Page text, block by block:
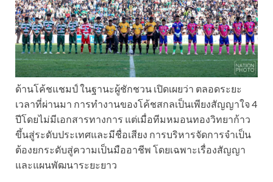
ด้านโค้ชแชมป์ ในฐานะผู้ชักชวน เปิดเผยว่า ตลอดระยะ
เวลาที่ผ่านมา การทำงานของโค้ชสกลเป็นเพียงสัญญาใจ 4
ปีโดยไม่มีเอกสารทางการ แต่เมื่อทีมหมอนทองวิทยาก้าว
ขึ้นสู่ระดับประเทศและมีชื่อเสียง การบริหารจัดการจำเป็น
ต้องยกระดับสู่ความเป็นมืออาชีพ โดยเฉพาะเรื่องสัญญา
และแผนพัฒนาระยะยาว